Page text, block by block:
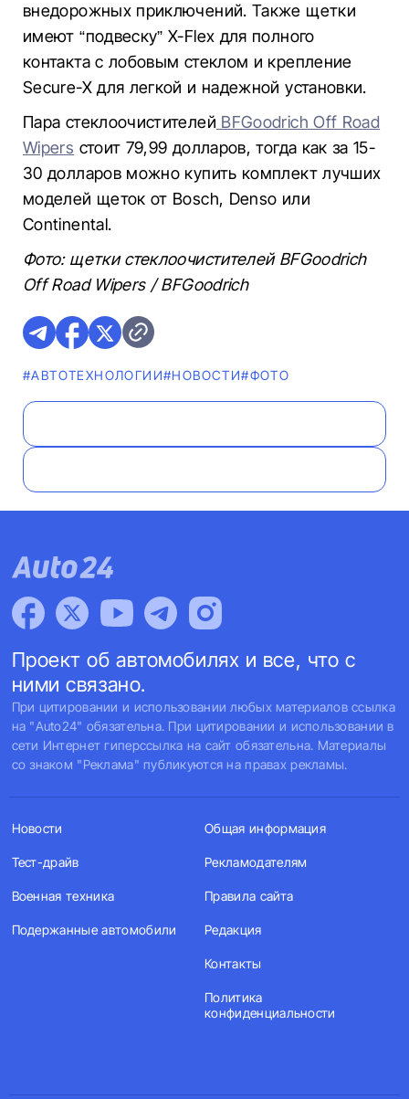
внедорожных приключений. Также щетки
имеют “подвеску” X-Flex для полного
контакта с лобовым стеклом и крепление
Secure-X для легкой и надежной установки.
Пара стеклоочистителей BFGoodrich Off Road
Wipers стоит 79,99 долларов, тогда как за 15-
30 долларов можно купить комплект лучших
моделей щеток от Bosch, Denso или
Continental.
Фото: щетки стеклоочистителей BFGoodrich
Off Road Wipers / BFGoodrich
#АВТОТЕХНОЛОГИИ#НОВОСТИ#ФОТО
Проект об автомобилях и все, что с
ними связано.
При цитировании и использовании любых материалов ссылка
на "Auto24" обязательна. При цитировании и использовании в
сети Интернет гиперссылка на сайт обязательна. Материалы
со знаком "Реклама" публикуются на правах рекламы.
Новости
Тест-драйв
Военная техника
Подержанные автомобили
Общая информация
Рекламодателям
Правила сайта
Редакция
Контакты
Политика
конфиденциальности